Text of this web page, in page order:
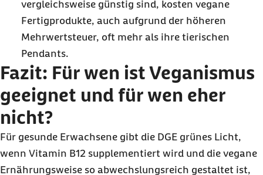
vergleichsweise günstig sind, kosten vegane
Fertigprodukte, auch aufgrund der höheren
Mehrwertsteuer, oft mehr als ihre tierischen
Pendants.
Fazit: Für wen ist Veganismus
geeignet und für wen eher
nicht?
Für gesunde Erwachsene gibt die DGE grünes Licht,
wenn Vitamin B12 supplementiert wird und die vegane
Ernährungsweise so abwechslungsreich gestaltet ist,